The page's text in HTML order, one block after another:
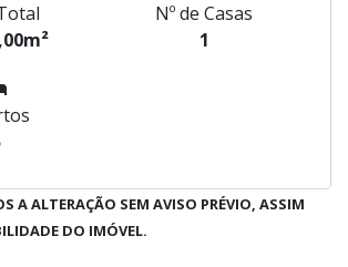
Nº de Casas
1
A ALTERAÇÃO SEM AVISO PRÉVIO, ASSIM
DO IMÓVEL.